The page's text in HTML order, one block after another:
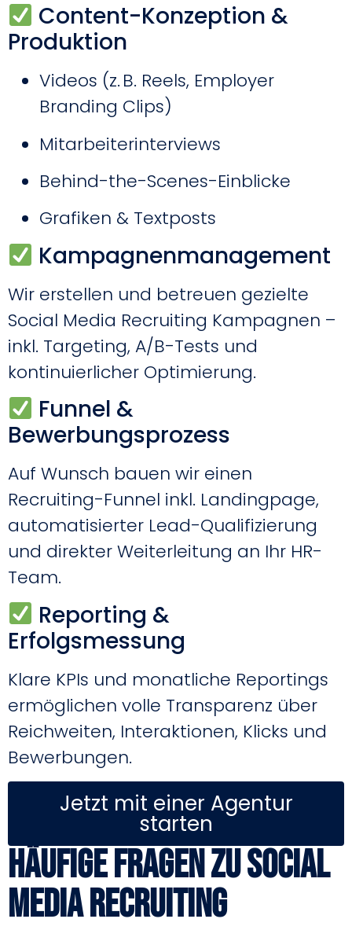
Content-Konzeption &
Produktion
Videos (z. B. Reels, Employer
Branding Clips)
Mitarbeiterinterviews
Behind-the-Scenes-Einblicke
Grafiken & Textposts
Kampagnenmanagement
Wir erstellen und betreuen gezielte
Social Media Recruiting Kampagnen –
inkl. Targeting, A/B-Tests und
kontinuierlicher Optimierung.
Funnel &
Bewerbungsprozess
Auf Wunsch bauen wir einen
Recruiting-Funnel inkl. Landingpage,
automatisierter Lead-Qualifizierung
und direkter Weiterleitung an Ihr HR-
Team.
Reporting &
Erfolgsmessung
Klare KPIs und monatliche Reportings
ermöglichen volle Transparenz über
Reichweiten, Interaktionen, Klicks und
Bewerbungen.
Jetzt mit einer Agentur
starten
Häufige Fragen zu Social
Media Recruiting